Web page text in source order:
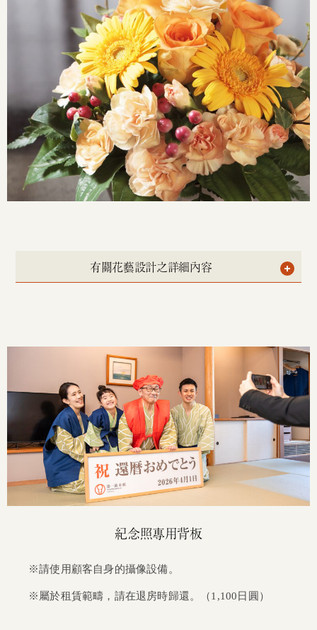
有關花藝設計之詳細內容
紀念照專用背板
※請使用顧客自身的攝像設備。
※屬於租賃範疇，請在退房時歸還。（1,100日圓）